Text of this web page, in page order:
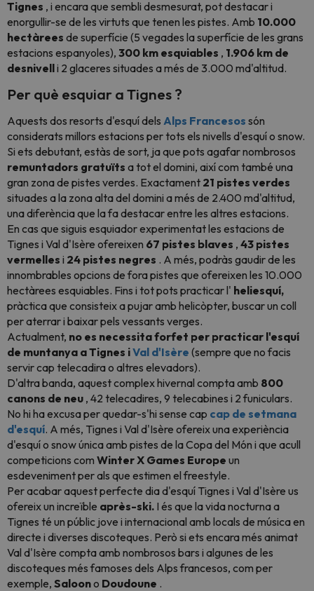
Tignes , i encara que sembli desmesurat, pot destacar i
enorgullir-se de les virtuts que tenen les pistes. Amb 10.000
hectàrees de superfície (5 vegades la superfície de les grans
estacions espanyoles), 300 km esquiables , 1.906 km de
desnivelli 2 glaceres situades a més de 3.000 md'altitud.
Per què esquiar a Tignes?
Aquests dos resorts d'esquí dels Alps Francesos són
considerats millors estacions per tots els nivells d'esquí o snow.
Si ets debutant, estàs de sort, ja que pots agafar nombrosos
remuntadors gratuïts a tot el domini, així com també una
gran zona de pistes verdes. Exactament 21 pistes verdes
situades a la zona alta del domini a més de 2.400 md'altitud,
una diferència que la fa destacar entre les altres estacions.
En cas que siguis esquiador experimentat les estacions de
Tignes i Val d'Isère ofereixen 67 pistes blaves , 43 pistes
vermelles i 24 pistes negres . A més, podràs gaudir de les
innombrables opcions de fora pistes que ofereixen les 10.000
hectàrees esquiables. Fins i tot pots practicar l' heliesquí,
pràctica que consisteix a pujar amb helicòpter, buscar un coll
per aterrar i baixar pels vessants verges.
Actualment, no es necessita forfet per practicar l'esquí
de muntanya a Tignes iVal d'Isère (sempre que no facis
servir cap telecadira o altres elevadors).
D'altra banda, aquest complex hivernal compta amb 800
canons de neu , 42 telecadires, 9 telecabines i 2 funiculars.
No hi ha excusa per quedar-s'hi sense cap cap de setmana
d'esquí. A més, Tignes i Val d'Isère ofereix una experiència
d'esquí o snow única amb pistes de la Copa del Món i que acull
competicions com Winter X Games Europe un
esdeveniment per als que estimen el freestyle.
Per acabar aquest perfecte dia d'esquí Tignes i Val d'Isère us
ofereix un increïble après-ski. I és que la vida nocturna a
Tignes té un públic jove i internacional amb locals de música en
directe i diverses discoteques. Però si ets encara més animat
Val d'Isère compta amb nombrosos bars i algunes de les
discoteques més famoses dels Alps francesos, com per
exemple, Saloono Doudoune .